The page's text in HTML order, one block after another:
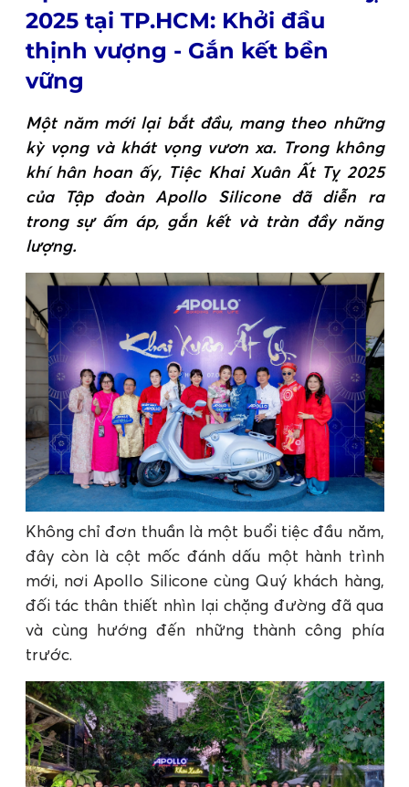
2025 tại TP.HCM: Khởi đầu
thịnh vượng - Gắn kết bền
vững
Một năm mới lại bắt đầu, mang theo những
kỳ vọng và khát vọng vươn xa. Trong không
khí hân hoan ấy, Tiệc Khai Xuân Ất Tỵ 2025
của Tập đoàn Apollo Silicone đã diễn ra
trong sự ấm áp, gắn kết và tràn đầy năng
lượng.
Không chỉ đơn thuần là một buổi tiệc đầu năm,
đây còn là cột mốc đánh dấu một hành trình
mới, nơi Apollo Silicone cùng Quý khách hàng,
đối tác thân thiết nhìn lại chặng đường đã qua
và cùng hướng đến những thành công phía
trước.